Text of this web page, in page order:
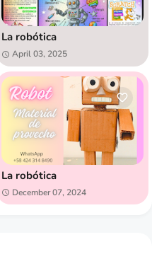
La robótica
April 03, 2025
La robótica
December 07, 2024